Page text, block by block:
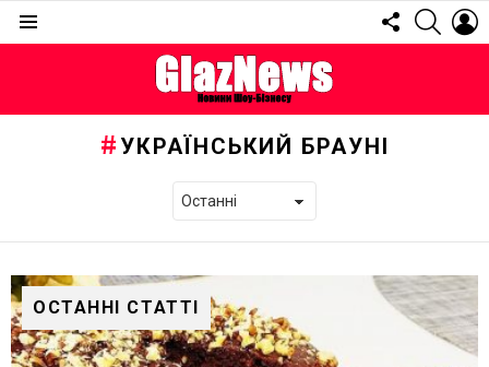
FOLLOW
US
УКРАЇНСЬКИЙ БРАУНІ
ОСТАННІ СТАТТІ